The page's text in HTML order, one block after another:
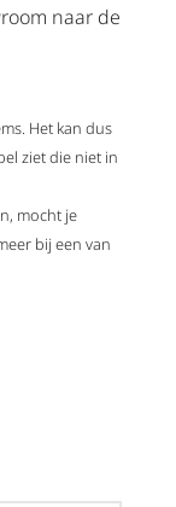
naar de
Het kan dus
ziet die niet in
mocht je
bij een van